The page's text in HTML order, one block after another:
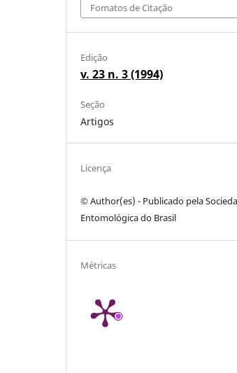
Fomatos de Citação
Edição
v. 23 n. 3 (1994)
Seção
Artigos
Licença
© Author(es) - Publicado pela
Entomológica do Brasil
Métricas